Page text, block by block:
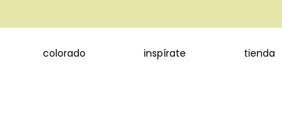
colorado inspírate tienda